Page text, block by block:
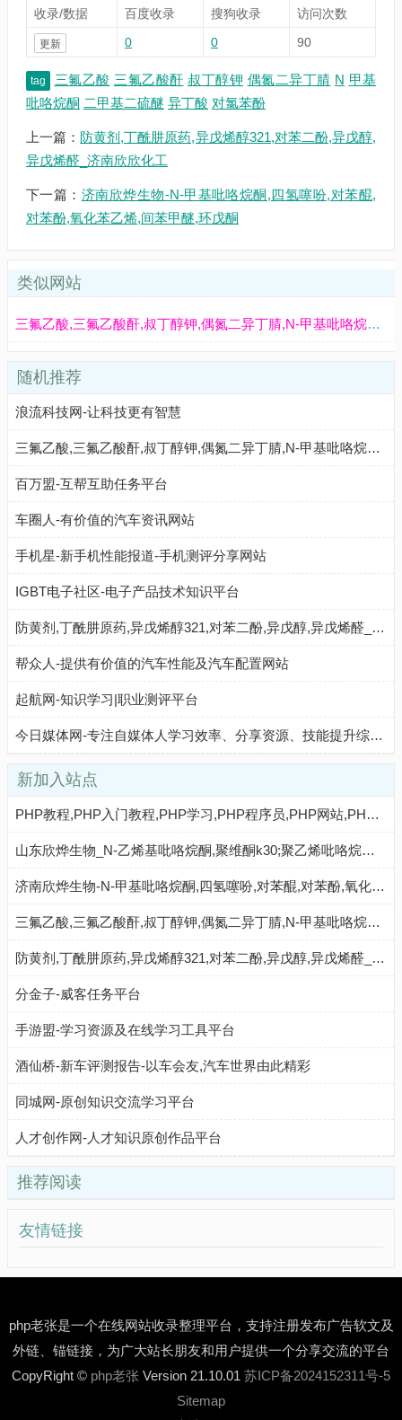
收录/数据 百度收录 搜狗收录 访问次数
更新 0 0 90
tag 三氟乙酸 三氟乙酸酐 叔丁醇钾 偶氮二异丁腈 N 甲基
吡咯烷酮 二甲基二硫醚 异丁酸 对氯苯酚
上一篇： 防黄剂,丁酰肼原药,异戊烯醇321,对苯二酚,异戊醇,
异戊烯醛_济南欣欣化工
下一篇： 济南欣烨生物-N-甲基吡咯烷酮,四氢噻吩,对苯醌,
对苯酚,氧化苯乙烯,间苯甲醚,环戊酮
类似网站
三氟乙酸,三氟乙酸酐,叔丁醇钾,偶氮二异丁腈,N-甲基吡咯烷酮,二甲基二硫醚,异丁酸,对氯苯酚_山东欣烨化工
随机推荐
浪流科技网-让科技更有智慧
三氟乙酸,三氟乙酸酐,叔丁醇钾,偶氮二异丁腈,N-甲基吡咯烷酮,二甲基二硫醚,异丁酸,对氯苯酚_山东欣烨化工
百万盟-互帮互助任务平台
车圈人-有价值的汽车资讯网站
手机星-新手机性能报道-手机测评分享网站
IGBT电子社区-电子产品技术知识平台
防黄剂,丁酰肼原药,异戊烯醇321,对苯二酚,异戊醇,异戊烯醛_济南欣欣化工
帮众人-提供有价值的汽车性能及汽车配置网站
起航网-知识学习|职业测评平台
今日媒体网-专注自媒体人学习效率、分享资源、技能提升综合平台
新加入站点
PHP教程,PHP入门教程,PHP学习,PHP程序员,PHP网站,PHP视频教程,Mysql教程,CMS教程,PHP粉丝网 - PHP粉丝网
山东欣烨生物_N-乙烯基吡咯烷酮,聚维酮k30;聚乙烯吡咯烷酮,对苯二酚,乙醇钠,丁酰肼原药,固体甲醇钠
济南欣烨生物-N-甲基吡咯烷酮,四氢噻吩,对苯醌,对苯酚,氧化苯乙烯,间苯甲醚,环戊酮
三氟乙酸,三氟乙酸酐,叔丁醇钾,偶氮二异丁腈,N-甲基吡咯烷酮,二甲基二硫醚,异丁酸,对氯苯酚_山东欣烨化工
防黄剂,丁酰肼原药,异戊烯醇321,对苯二酚,异戊醇,异戊烯醛_济南欣欣化工
分金子-威客任务平台
手游盟-学习资源及在线学习工具平台
酒仙桥-新车评测报告-以车会友,汽车世界由此精彩
同城网-原创知识交流学习平台
人才创作网-人才知识原创作品平台
推荐阅读
友情链接
php老张是一个在线网站收录整理平台，支持注册发布广告软文及
外链、锚链接，为广大站长朋友和用户提供一个分享交流的平台
CopyRight © php老张 Version 21.10.01 苏ICP备2024152311号-5
Sitemap